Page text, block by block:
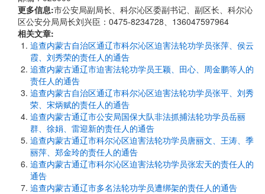
更多信息:市公安局副局长、科尔沁区委副书记、副区长、科尔沁
区公安分局局长刘兴臣：0475-8234728、136047597964
相关文章:
追查内蒙古自治区通辽市科尔沁区迫害法轮功学员张萍、侯云
霞、刘秀荣的责任人的通告
追查内蒙古通辽市迫害法轮功学员王颖、田心、周金鹏等人的
责任人的通告
追查内蒙古自治区通辽市科尔沁区迫害法轮功学员张平、刘秀
荣、宋炳赋的责任人的通告
追查内蒙古通辽市公安局国保大队非法抓捕法轮功学员岳丽
群、徐娟、雷迎新的责任人的通告
追查内蒙古通辽市科尔沁区迫害法轮功学员唐丽文、王涛、季
丽萍、郑金玲的责任人的通告
追查内蒙古通辽市科尔沁区迫害法轮功学员张宏天的责任人的
通告
追查内蒙古通辽市多名法轮功学员遭绑架的责任人的通告